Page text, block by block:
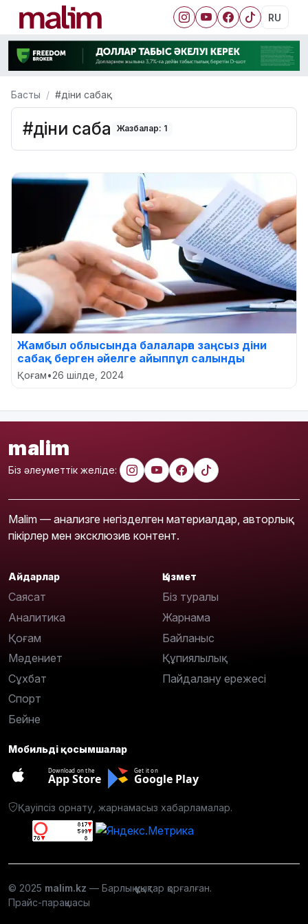
RU
Басты #діни сабақ
#діни сабақ Жазбалар: 1
Жамбыл облысында балаларға заңсыз діни
сабақ берген әйелге айыппұл салынды
Қоғам•26 шілде, 2024
malim
Біз әлеуметтік желіде:
Malim — анализге негізделген материалдар, авторлық
пікірлер мен эксклюзив контент.
Айдарлар
Саясат
Аналитика
Қоғам
Мәдениет
Сұхбат
Спорт
Бейне
Қызмет
Біз туралы
Жарнама
Байланыс
Құпиялылық
Пайдалану ережесі
Мобильді қосымшалар
Download on the
App Store
Get it on
Google Play
Қауіпсіз орнату, жарнамасыз хабарламалар.
© 2025 malim.kz — Барлық құқықтар қорғалған.
Прайс-парақшасы